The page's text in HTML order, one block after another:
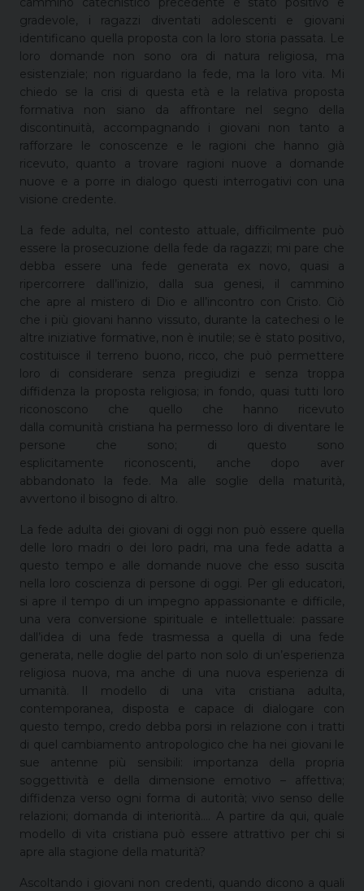
gradevole, i ragazzi diventati adolescenti e giovani
identificano quella proposta con la loro storia passata. Le
loro domande non sono ora di natura religiosa, ma
esistenziale; non riguardano la fede, ma la loro vita. Mi
chiedo se la crisi di questa età e la relativa proposta
formativa non siano da affrontare nel segno della
discontinuità, accompagnando i giovani non tanto a
rafforzare le conoscenze e le ragioni che hanno già
ricevuto, quanto a trovare ragioni nuove a domande
nuove e a porre in dialogo questi interrogativi con una
visione credente.
La fede adulta, nel contesto attuale, difficilmente può
essere la prosecuzione della fede da ragazzi; mi pare che
debba essere una fede generata ex novo, quasi a
ripercorrere dall’inizio, dalla sua genesi, il cammino
che apre al mistero di Dio e all’incontro con Cristo. Ciò
che i più giovani hanno vissuto, durante la catechesi o le
altre iniziative formative, non è inutile; se è stato positivo,
costituisce il terreno buono, ricco, che può permettere
loro di considerare senza pregiudizi e senza troppa
diffidenza la proposta religiosa; in fondo, quasi tutti loro
riconoscono che quello che hanno ricevuto
dalla comunità cristiana ha permesso loro di diventare le
persone che sono; di questo sono
esplicitamente riconoscenti, anche dopo aver
abbandonato la fede. Ma alle soglie della maturità,
avvertono il bisogno di altro.
La fede adulta dei giovani di oggi non può essere quella
delle loro madri o dei loro padri, ma una fede adatta a
questo tempo e alle domande nuove che esso suscita
nella loro coscienza di persone di oggi. Per gli educatori,
si apre il tempo di un impegno appassionante e difficile,
una vera conversione spirituale e intellettuale: passare
dall’idea di una fede trasmessa a quella di una fede
generata, nelle doglie del parto non solo di un’esperienza
religiosa nuova, ma anche di una nuova esperienza di
umanità. Il modello di una vita cristiana adulta,
contemporanea, disposta e capace di dialogare con
questo tempo, credo debba porsi in relazione con i tratti
di quel cambiamento antropologico che ha nei giovani le
sue antenne più sensibili: importanza della propria
soggettività e della dimensione emotivo – affettiva;
diffidenza verso ogni forma di autorità; vivo senso delle
relazioni; domanda di interiorità…. A partire da qui, quale
modello di vita cristiana può essere attrattivo per chi si
apre alla stagione della maturità?
Ascoltando i giovani non credenti, quando dicono a quali